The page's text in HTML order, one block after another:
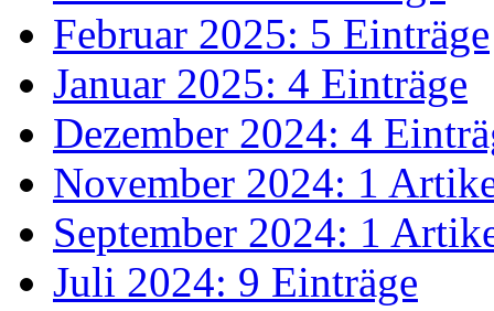
Februar 2025: 5 Einträge
Januar 2025: 4 Einträge
Dezember 2024: 4
November 2024: 1
September 2024: 1
Juli 2024: 9 Einträge